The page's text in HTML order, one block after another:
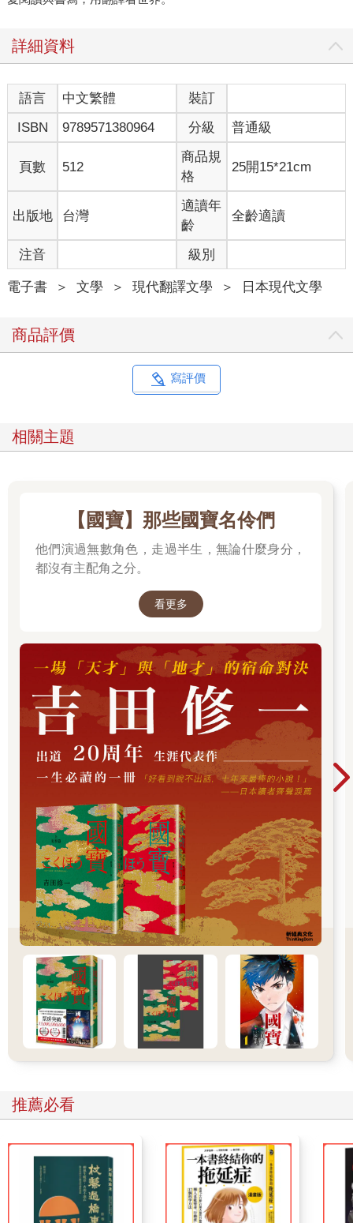
詳細資料
語言 中文繁體
裝訂
ISBN
9789571380964 分級 普通級
頁數 512
商品規
格
25開15*21cm
出版地 台灣
適讀年
齡
全齡適讀
注音 級別
電子書 ＞ 文學 ＞ 現代翻譯文學 ＞ 日本現代文學
商品評價
寫評價
相關主題
【國寶】那些國寶名伶們
他們演過無數角色，走過半生，無論什麼身分，
都沒有主配角之分。
看更多
推薦必看